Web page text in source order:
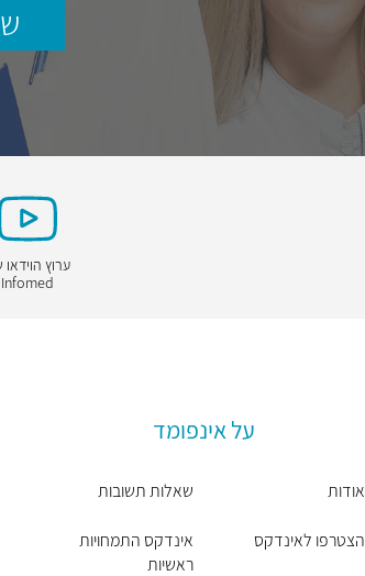
ערוץ
Infomed
על אינפומד
אודות
הצטרפו לאינדקס
שאלות תשובות
אינדקס התמחויות
ראשיות